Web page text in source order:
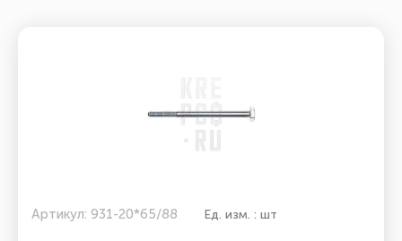
Артикул: 931-20*65/88 Ед. изм. : шт